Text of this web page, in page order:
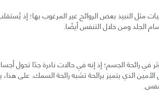
مثل النبيذ بعض الروائح غير المرغوب بها؛ إذ
الجلد ومن خلال التنفس أيضًا.
رائحة الجسم؛ إذ إنه في حالات نادرة جدًا تحول
الأمين الذي يتميز برائحة تشبه رائحة السمك. على